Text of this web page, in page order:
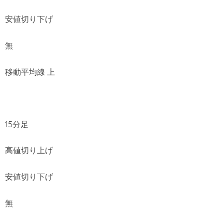
安値切り下げ
無
移動平均線 上
15分足
高値切り上げ
安値切り下げ
無